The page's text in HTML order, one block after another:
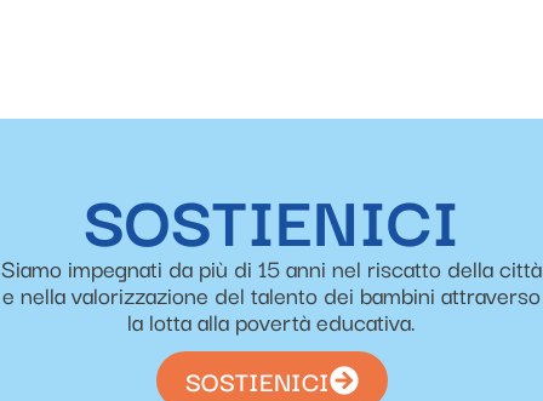
SOSTIENICI
Siamo impegnati da più di 15 anni nel riscatto della città
e nella valorizzazione del talento dei bambini attraverso
la lotta alla povertà educativa.
SOSTIENICI